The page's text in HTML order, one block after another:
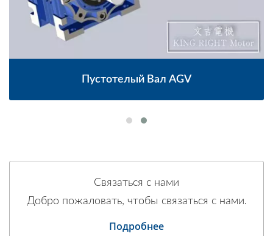
Пустотелый Вал AGV
Связаться с нами
Добро пожаловать, чтобы связаться с нами.
Подробнее